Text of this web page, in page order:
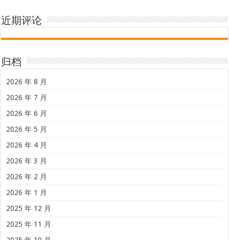
近期评论
归档
2026 年 8 月
2026 年 7 月
2026 年 6 月
2026 年 5 月
2026 年 4 月
2026 年 3 月
2026 年 2 月
2026 年 1 月
2025 年 12 月
2025 年 11 月